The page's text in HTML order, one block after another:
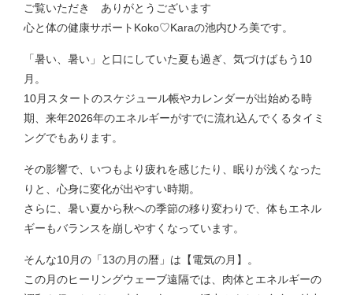
ご覧いただき ありがとうございます
心と体の健康サポートKoko♡Karaの池内ひろ美です。
「暑い、暑い」と口にしていた夏も過ぎ、気づけばもう10
月。
10月スタートのスケジュール帳やカレンダーが出始める時
期、来年2026年のエネルギーがすでに流れ込んでくるタイミ
ングでもあります。
その影響で、いつもより疲れを感じたり、眠りが浅くなった
りと、心身に変化が出やすい時期。
さらに、暑い夏から秋への季節の移り変わりで、体もエネル
ギーもバランスを崩しやすくなっています。
そんな10月の「13の月の暦」は【電気の月】。
この月のヒーリングウェーブ遠隔では、肉体とエネルギーの